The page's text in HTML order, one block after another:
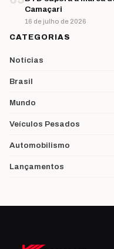
Camaçari
16 de julho de 2026
CATEGORIAS
Notícias
Brasil
Mundo
Veículos Pesados
Automobilismo
Lançamentos